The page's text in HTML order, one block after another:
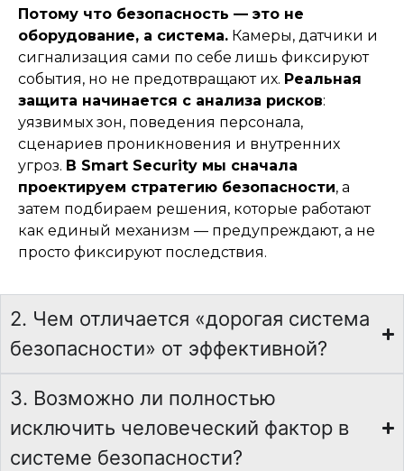
Потому что безопасность — это не
оборудование, а система. Камеры, датчики и
сигнализация сами по себе лишь фиксируют
события, но не предотвращают их. Реальная
защита начинается с анализа рисков:
уязвимых зон, поведения персонала,
сценариев проникновения и внутренних
угроз. В Smart Security мы сначала
проектируем стратегию безопасности, а
затем подбираем решения, которые работают
как единый механизм — предупреждают, а не
просто фиксируют последствия.
2. Чем отличается «дорогая система
безопасности» от эффективной?
3. Возможно ли полностью
исключить человеческий фактор в
системе безопасности?